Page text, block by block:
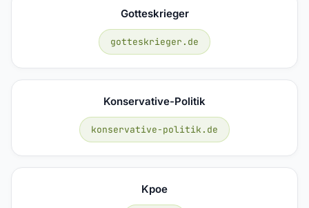
Gotteskrieger
gotteskrieger.de
Konservative-Politik
konservative-politik.de
Kpoe